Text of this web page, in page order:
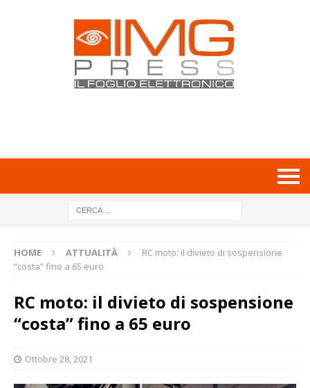
HOME ATTUALITÀ
RC moto: il divieto di sospensione
“costa” fino a 65 euro
RC moto: il divieto di sospensione
“costa” fino a 65 euro
Ottobre 28, 2021